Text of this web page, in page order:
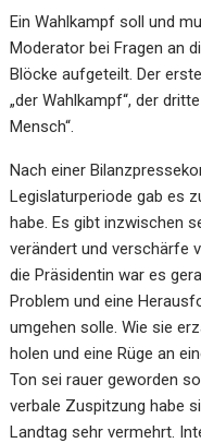
Ein Wahlkampf soll und
Moderator bei Fragen an
Blöcke aufgeteilt. Der
„der Wahlkampf“, der
Mensch“.
Nach einer
Legislaturperiode gab es
habe. Es gibt inzwischen
verändert und verschärfe
die Präsidentin war es
Problem und eine
umgehen solle. Wie sie
holen und eine Rüge an
Ton sei rauer geworden
verbale Zuspitzung habe
Landtag sehr vermehrt.